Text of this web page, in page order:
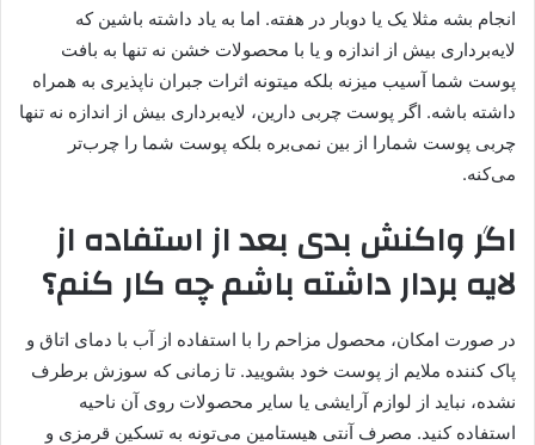
انجام بشه مثلا یک یا دو‌بار در هفته. اما به یاد داشته باشین که
لایه‌برداری بیش از اندازه و یا با محصولات خشن نه تنها به بافت
پوست شما آسیب میزنه بلکه میتونه اثرات جبران ناپذیری به همراه
داشته باشه. اگر پوست چربی دارین، لایه‌برداری بیش از اندازه نه تنها
چربی پوست شمارا از بین نمی‌بره بلکه پوست شما را چرب‌تر
می‌کنه.
اگر واکنش بدی بعد از استفاده از
لایه‌ بردار داشته باشم چه کار کنم؟
در صورت امکان، محصول مزاحم را با استفاده از آب با دمای اتاق و
پاک کننده ملایم از پوست خود بشویید. تا زمانی که سوزش برطرف
نشده، نباید از لوازم آرایشی یا سایر محصولات روی آن ناحیه
استفاده کنید. مصرف آنتی هیستامین می‌تونه به تسکین قرمزی و